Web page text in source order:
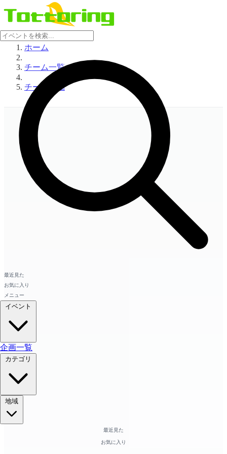
最近見た
お気に入り
メニュー
企画一覧
最近見た
お気に入り
ホーム
チーム一覧
チーム詳細